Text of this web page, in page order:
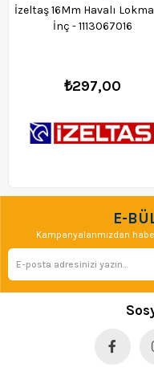
İzeltaş 16Mm Havalı
İnç - 1113067016
₺297,00
E-
Kampanyalarımızdan